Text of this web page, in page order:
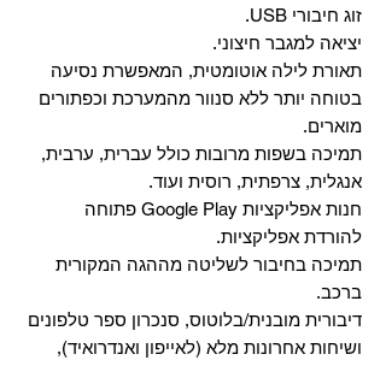
זוג חיבורי USB.
יציאה למגבר חיצוני.
תאורת לילה אוטומטית, המאפשרת נסיעה
בטוחה יותר ללא סנוור מהמערכת וכפתורים
מוארים.
תמיכה בשפות מרובות כולל עברית, ערבית,
אנגלית, צרפתית, רוסית ועוד.
‏חנות אפליקציות Google Play פתוחה
להורדת אפליקציות.
‏תמיכה בחיבור לשליטה מההגה המקורית
ברכב.
‏דיבורית מובנית/בלוטוס, ‏סנכרון ספר טלפונים
ושיחות אחרונות מלא (לאייפון ואנדרואיד),